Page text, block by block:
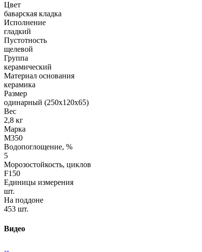
Цвет
баварская кладка
Исполнение
гладкий
Пустотность
щелевой
Группа
керамический
Материал основания
керамика
Размер
одинарный (250х120х65)
Вес
2,8 кг
Марка
М350
Водопоглощение, %
5
Морозостойкость, циклов
F150
Единицы измерения
шт.
На поддоне
453 шт.
Видео